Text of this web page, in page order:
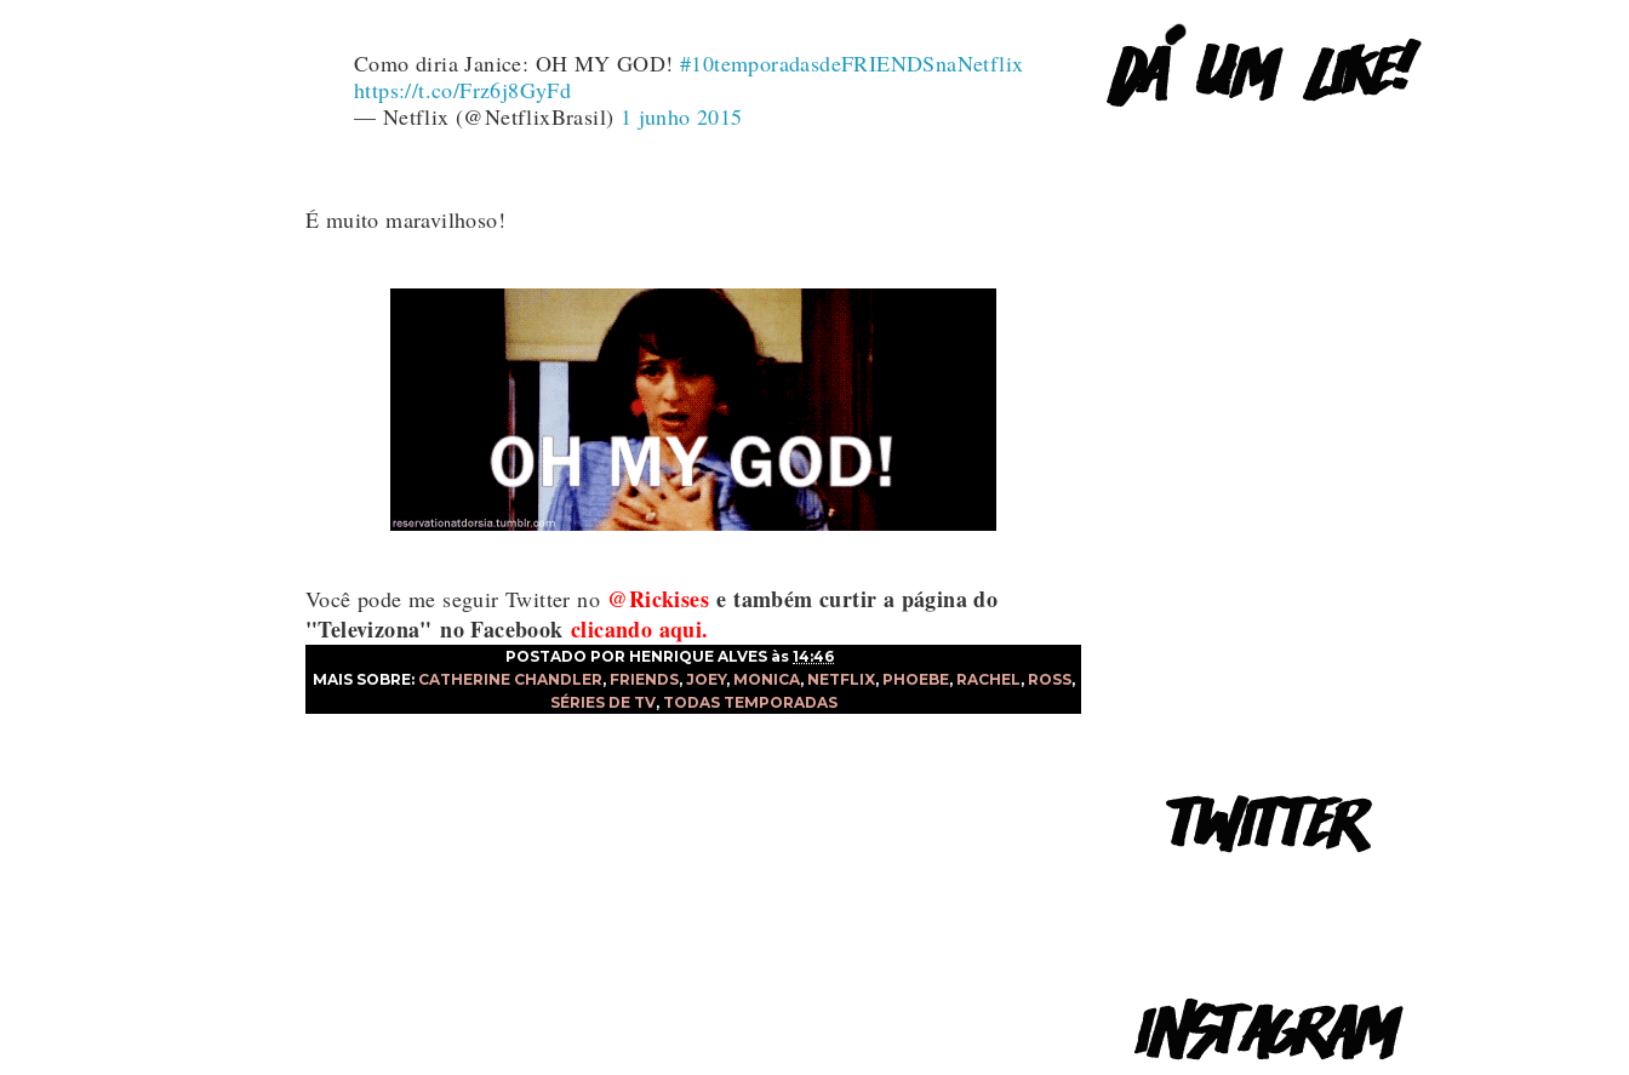
Como diria Janice: OH MY GOD! #10temporadasdeFRIENDSnaNetflix
https://t.co/Frz6j8GyFd
— Netflix (@NetflixBrasil) 1 junho 2015
É muito maravilhoso!
Você pode me seguir Twitter no @Rickises e também curtir a página do
"Televizona" no Facebook clicando aqui.
POSTADO POR HENRIQUE ALVES às 14:46
MAIS SOBRE: CATHERINE CHANDLER, FRIENDS, JOEY, MONICA, NETFLIX, PHOEBE, RACHEL, ROSS,
SÉRIES DE TV, TODAS TEMPORADAS